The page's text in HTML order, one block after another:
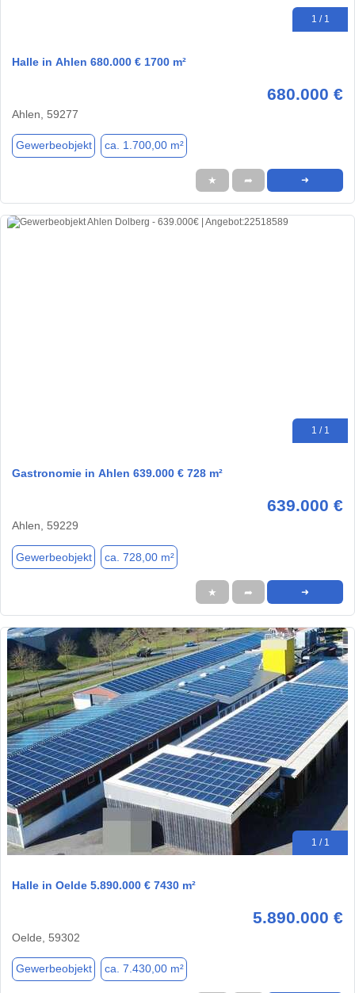
1 / 1
Halle in Ahlen 680.000 € 1700 m²
680.000 €
Ahlen, 59277
Gewerbeobjekt ca. 1.700,00 m²
★ ➦ ➜
1 / 1
Gastronomie in Ahlen 639.000 € 728 m²
639.000 €
Ahlen, 59229
Gewerbeobjekt ca. 728,00 m²
★ ➦ ➜
1 / 1
Halle in Oelde 5.890.000 € 7430 m²
5.890.000 €
Oelde, 59302
Gewerbeobjekt ca. 7.430,00 m²